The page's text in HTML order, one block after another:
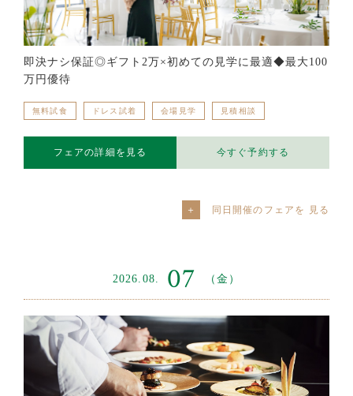
即決ナシ保証◎ギフト2万×初めての見学に最適◆最大100
万円優待
無料試食 ドレス試着 会場見学 見積相談
フェアの詳細を見る 今すぐ予約する
同日開催のフェアを
2026.08. 07 （金）